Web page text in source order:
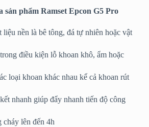
phẩm Ramset Epcon G5 Pro
liệu nền là bê tông, đá tự nhiên hoặc vật
điều kiện lỗ khoan khô, ẩm hoặc
loại khoan khác nhau kể cả khoan rút
nhanh giúp đẩy nhanh tiến độ công
lên đến 4h